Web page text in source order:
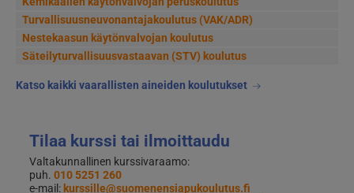
Turvallisuusneuvonantajakoulutus (VAK/ADR)
Nestekaasun käytönvalvojan koulutus
Säteilyturvallisuusvastaavan (STV) koulutus
Katso kaikki vaarallisten aineiden koulutukset
Tilaa kurssi tai ilmoittaudu
Valtakunnallinen kurssivaraamo:
puh. 010 5251 260
e-mail: kurssille@suomenensiapukoulutus.fi